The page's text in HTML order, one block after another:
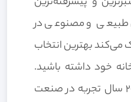
و مصنوعی در
می‌کند بهترین انتخاب
خود داشته باشید.
این مجموعه با بیش از 20 سال تجربه در صنعت